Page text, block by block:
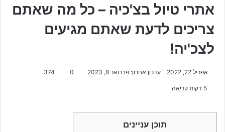
אתרי טיול בצ'כיה – כל מה שאתם
צריכים לדעת שאתם מגיעים
לצכ'יה!
אפריל 22, 2022 עדכון אחרון: פברואר 8, 2023 0
374
תוכן עניינים